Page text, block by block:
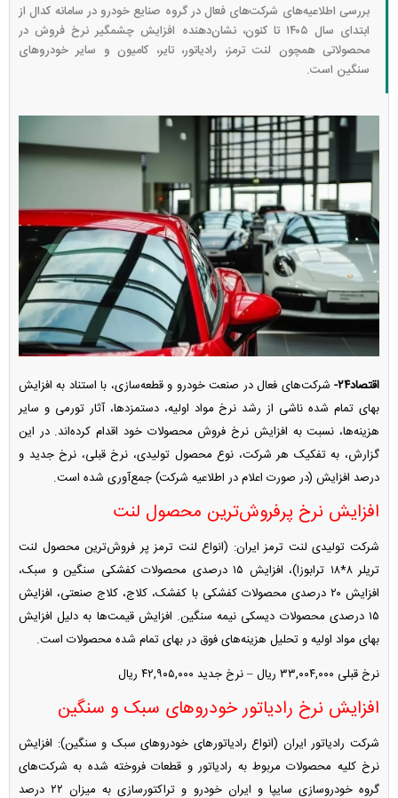
بررسی اطلاعیه‌های شرکت‌های فعال در گروه صنایع خودرو در سامانه کدال از
ابتدای سال ۱۴۰۵ تا کنون، نشان‌دهنده افزایش چشمگیر نرخ فروش در
محصولاتی همچون لنت ترمز، رادیاتور، تایر، کامیون و سایر خودرو‌های
سنگین است.
اقتصاد۲۴-
شرکت‌های فعال در صنعت خودرو و قطعه‌سازی، با استناد به افزایش
بهای تمام شده ناشی از رشد نرخ مواد اولیه، دستمزدها، آثار تورمی و سایر
هزینه‌ها، نسبت به افزایش نرخ فروش محصولات خود اقدام کرده‌اند. در این
گزارش، به تفکیک هر شرکت، نوع محصول تولیدی، نرخ قبلی، نرخ جدید و
درصد افزایش (در صورت اعلام در اطلاعیه شرکت) جمع‌آوری شده است.
افزایش نرخ پرفروش‌ترین محصول لنت
شرکت تولیدی لنت ترمز ایران: (انواع لنت ترمز پر فروش‌ترین محصول لنت
تریلر ۸*۱۸ ترابوزا)، افزایش ۱۵ درصدی محصولات کفشکی سنگین و سبک،
افزایش ۲۰ درصدی محصولات کفشکی با کفشک، کلاج، کلاج صنعتی، افزایش
۱۵ درصدی محصولات دیسکی نیمه سنگین. افزایش قیمت‌ها به دلیل افزایش
بهای مواد اولیه و تحلیل هزینه‌های فوق در بهای تمام شده محصولات است.
نرخ قبلی ۳۳,۰۰۴,۰۰۰ ریال – نرخ جدید ۴۲,۹۰۵,۰۰۰ ریال
افزایش نرخ رادیاتور خودرو‌های سبک و سنگین
شرکت رادیاتور ایران (انواع رادیاتور‌های خودرو‌های سبک و سنگین): افزایش
نرخ کلیه محصولات مربوط به رادیاتور و قطعات فروخته شده به شرکت‌های
گروه خودروسازی سایپا و ایران خودرو و تراکتورسازی به میزان ۲۲ درصد